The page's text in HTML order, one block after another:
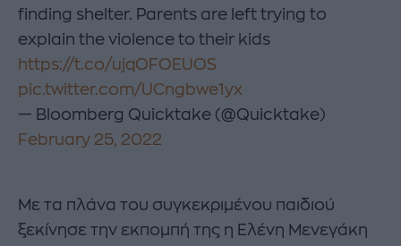
finding shelter. Parents are left trying to
explain the violence to their kids
https://t.co/ujqOFOEUOS
pic.twitter.com/UCngbwe1yx
— Bloomberg Quicktake (@Quicktake)
February 25, 2022
Με τα πλάνα του συγκεκριμένου παιδιού
ξεκίνησε την εκπομπή της η Ελένη Μενεγάκη